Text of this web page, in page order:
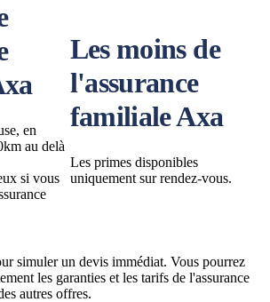
en
au delà
si vous
Les moins de
l'assurance
familiale Axa
Les primes disponibles
uniquement sur rendez-vous.
simuler un devis immédiat. Vous pourrez
les garanties et les tarifs de l'assurance
autres offres.